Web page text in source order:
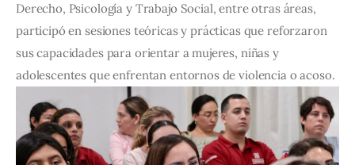
Derecho, Psicología y Trabajo Social, entre otras áreas,
participó en sesiones teóricas y prácticas que reforzaron
sus capacidades para orientar a mujeres, niñas y
adolescentes que enfrentan entornos de violencia o acoso.